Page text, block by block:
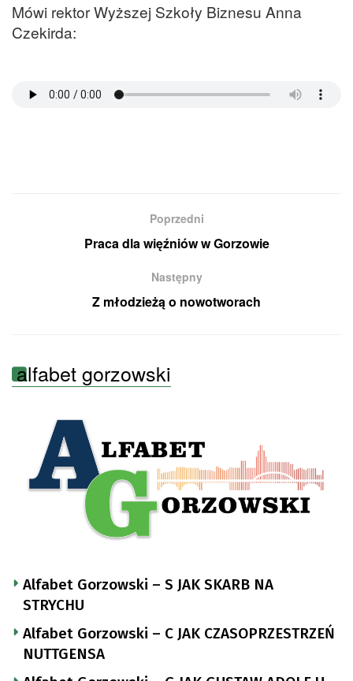
Mówi rektor Wyższej Szkoły Biznesu Anna
Czekirda:
Poprzedni
Praca dla więźniów w Gorzowie
Następny
Z młodzieżą o nowotworach
alfabet gorzowski
Alfabet Gorzowski – S JAK SKARB NA
STRYCHU
Alfabet Gorzowski – C JAK CZASOPRZESTRZEŃ
NUTTGENSA